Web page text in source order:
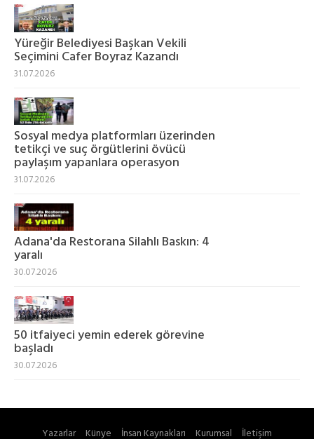
Yüreğir Belediyesi Başkan Vekili
Seçimini Cafer Boyraz Kazandı
31.07.2026
Sosyal medya platformları üzerinden
tetikçi ve suç örgütlerini övücü
paylaşım yapanlara operasyon
31.07.2026
Adana'da Restorana Silahlı Baskın: 4
yaralı
30.07.2026
50 itfaiyeci yemin ederek görevine
başladı
30.07.2026
Yazarlar Künye İnsan Kaynakları Kurumsal İletişim